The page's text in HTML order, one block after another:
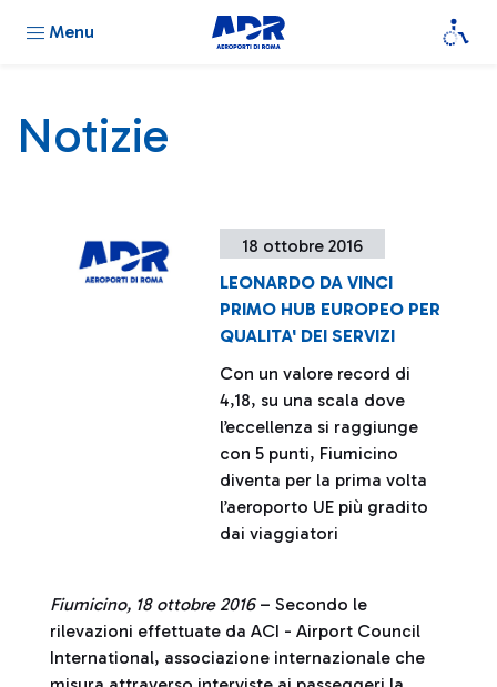
Menu
Notizie
18 ottobre 2016
LEONARDO DA VINCI
PRIMO HUB EUROPEO PER
QUALITA' DEI SERVIZI
Con un valore record di
4,18, su una scala dove
l’eccellenza si raggiunge
con 5 punti, Fiumicino
diventa per la prima volta
l’aeroporto UE più gradito
dai viaggiatori
Fiumicino, 18 ottobre 2016– Secondo le
rilevazioni effettuate da ACI - Airport Council
International, associazione internazionale che